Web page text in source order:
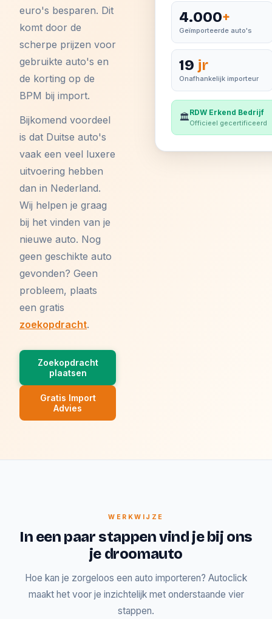
euro's besparen. Dit
komt door de
scherpe prijzen voor
gebruikte auto's en
de korting op de
BPM bij import.
Bijkomend voordeel
is dat Duitse auto's
vaak een veel luxere
uitvoering hebben
dan in Nederland.
Wij helpen je graag
bij het vinden van je
nieuwe auto. Nog
geen geschikte auto
gevonden? Geen
probleem, plaats
een gratis
zoekopdracht.
Zoekopdracht
plaatsen
Gratis Import
Advies
4.000+
Geïmporteerde auto's
19 jr
Onafhankelijk importeur
🏛️RDW Erkend Bedrijf
Officieel gecertificeerd
WERKWIJZE
In een paar stappen vind je bij ons
je droomauto
Hoe kan je zorgeloos een auto importeren? Autoclick
maakt het voor je inzichtelijk met onderstaande vier
stappen.